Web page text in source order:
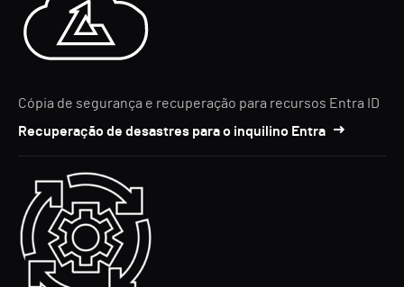
Cópia de segurança e recuperação para recursos Entra ID
Recuperação de desastres para o inquilino Entra